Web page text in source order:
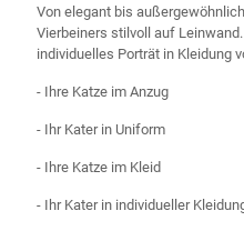
Von elegant bis
Vierbeiners stilvoll auf
individuelles Porträt in Kleidung
- Ihre Katze im Anzug
- Ihr Kater in Uniform
- Ihre Katze im Kleid
- Ihr Kater in individueller